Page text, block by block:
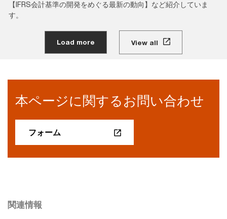
【IFRS会計基準の開発をめぐる最新の動向】など紹介していま
す。
Load more View all
本ページに関するお問い合わせ
フォーム
関連情報